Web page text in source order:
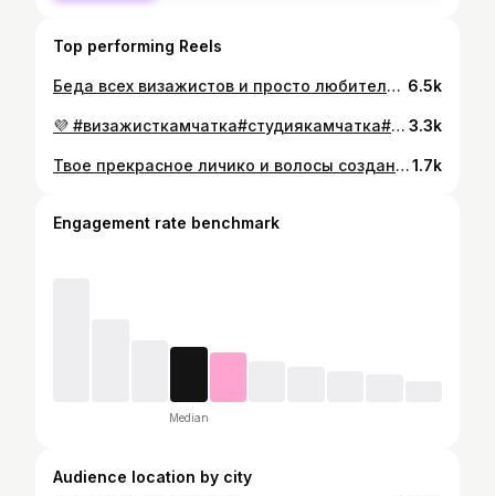
Top performing Reels
Беда всех визажистов и просто любителей косметики😂 У кого такая же проблема и вы не можете пройти мимо стойки с палеточками?🥰 #визажист#косметика#гдевзятьденьги#хочумогу#магазин#палеткитеней#тональныйкрем#многокосметики 6.5k
💜 #визажисткамчатка#студиякамчатка#салонкамчатка#макияжкамчатка#стилисткамчатка#kamchatka#mua#makeup#makeupartist#moscow#spb#omsk#vld# 3.3k
Твое прекрасное личико и волосы созданы для того, чтобы побывать в моих руках😉❤️ Скорее же беги ко мне в обьятия🤲1.7k
Engagement rate benchmark
Median
Audience location by city